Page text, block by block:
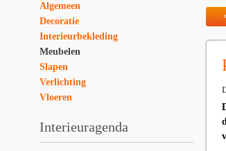
Algemeen
Decoratie
Interieurbekleding
Meubelen
Slapen
Verlichting
Vloeren
Interieuragenda